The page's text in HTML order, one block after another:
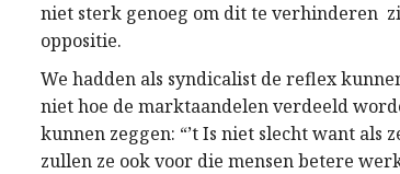
niet sterk genoeg om dit te verhinderen
oppositie.
We hadden als syndicalist de reflex
niet hoe de marktaandelen verdeeld
kunnen zeggen: “’t Is niet slecht want
zullen ze ook voor die mensen betere